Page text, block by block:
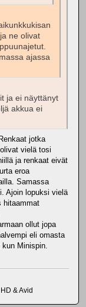
ne olivat
ajassa
ja ei näyttänyt
akkua ei
jotka
vielä tosi
ja renkaat eivät
eroa
Samassa
Ajoin lopuksi vielä
hitaammat
ollut jopa
eli omasta
Minispin.
& Avid